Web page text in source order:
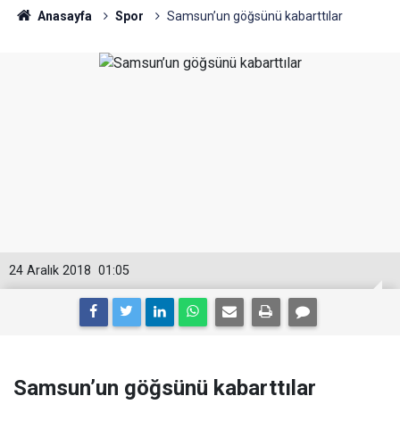
Anasayfa Spor Samsun’un göğsünü kabarttılar
01:05
24 Aralık 2018
Samsun’un göğsünü kabarttılar